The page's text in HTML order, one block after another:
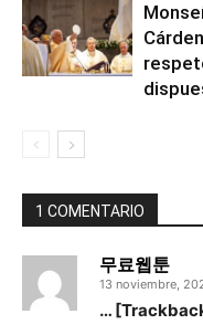
1 COMENTARIO
무료웹툰
13 noviembre,
…